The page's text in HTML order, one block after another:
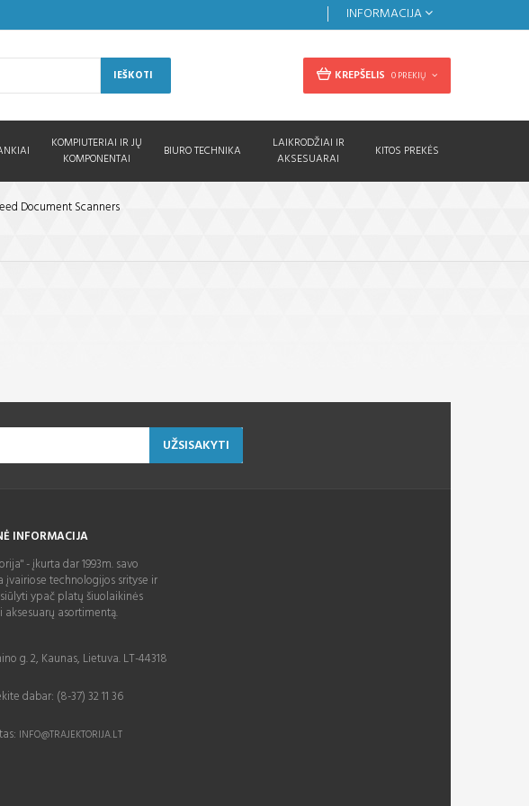
INFORMACIJA
KREPŠELIS 0 PREKIŲ
IEŠKOTI
KOMPIUTERIAI IR JŲ
KOMPONENTAI
BIURO TECHNIKA
LAIKRODŽIAI IR
AKSESUARAI
KITOS PREKĖS
Document Scanners
UŽSISAKYTI
INFORMACIJA
- įkurta dar 1993m. savo
įvairiose technologijos srityse ir
ypač platų šiuolaikinės
aksesuarų asortimentą.
g. 2, Kaunas, Lietuva. LT-44318
dabar: (8-37) 32 11 36
INFO@TRAJEKTORIJA.LT